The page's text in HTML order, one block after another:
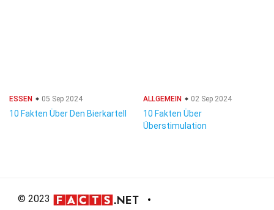
ESSEN 05 Sep 2024
10 Fakten Über Den Bierkartell
ALLGEMEIN 02 Sep 2024
10 Fakten Über
Überstimulation
© 2023